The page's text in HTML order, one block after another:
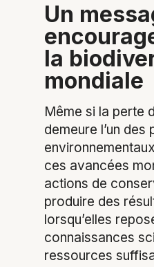
Un
la
mondiale
Même si la perte
demeure l’un des
ces avancées
actions de
produire des
lorsqu’elles
connaissances
ressources